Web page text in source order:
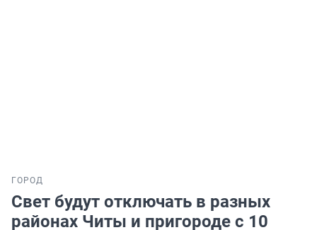
ГОРОД
Свет будут отключать в разных
районах Читы и пригороде с 10